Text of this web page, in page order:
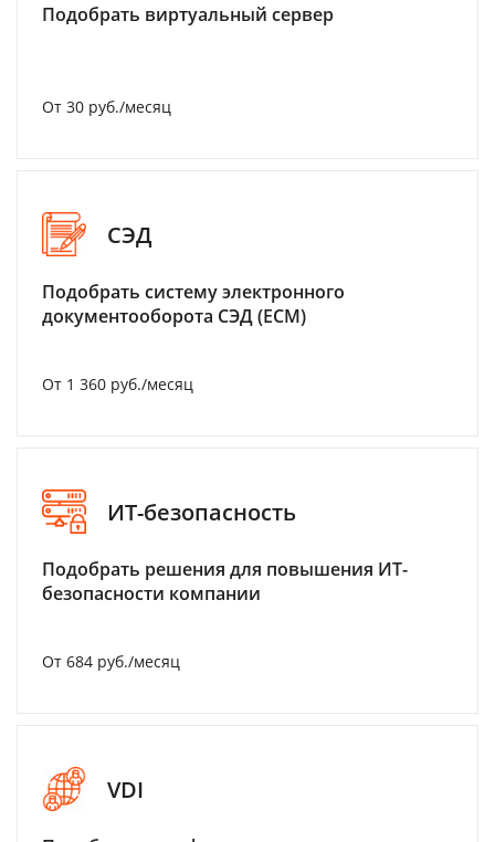
Подобрать виртуальный сервер
От 30 руб./месяц
СЭД
Подобрать систему электронного
документооборота СЭД (ECM)
От 1 360 руб./месяц
ИТ-безопасность
Подобрать решения для повышения ИТ-
безопасности компании
От 684 руб./месяц
VDI